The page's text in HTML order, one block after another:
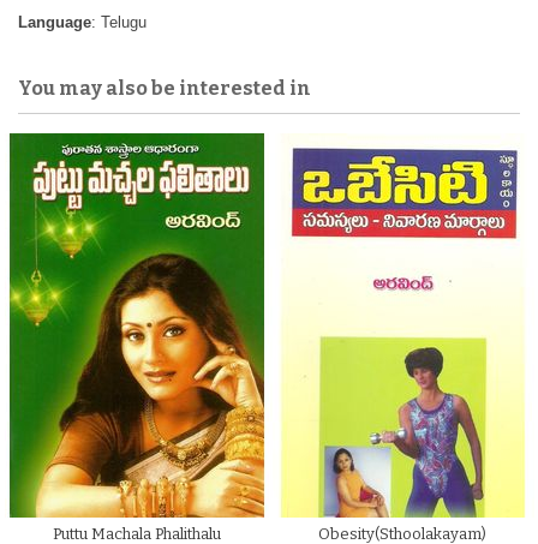
Language: Telugu
You may also be interested in
Puttu Machala Phalithalu
Obesity(Sthoolakayam)